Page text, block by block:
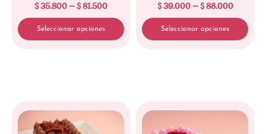
$35.800 – $81.500
Seleccionar opciones
$39.000 – $88.000
Seleccionar opciones